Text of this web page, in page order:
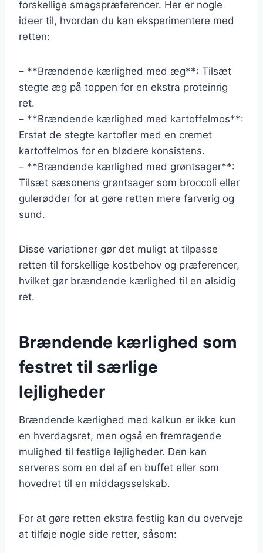
forskellige smagspræferencer. Her er nogle
ideer til, hvordan du kan eksperimentere med
retten:
– **Brændende kærlighed med æg**: Tilsæt
stegte æg på toppen for en ekstra proteinrig
ret.
– **Brændende kærlighed med kartoffelmos**:
Erstat de stegte kartofler med en cremet
kartoffelmos for en blødere konsistens.
– **Brændende kærlighed med grøntsager**:
Tilsæt sæsonens grøntsager som broccoli eller
gulerødder for at gøre retten mere farverig og
sund.
Disse variationer gør det muligt at tilpasse
retten til forskellige kostbehov og præferencer,
hvilket gør brændende kærlighed til en alsidig
ret.
Brændende kærlighed som
festret til særlige
lejligheder
Brændende kærlighed med kalkun er ikke kun
en hverdagsret, men også en fremragende
mulighed til festlige lejligheder. Den kan
serveres som en del af en buffet eller som
hovedret til en middagsselskab.
For at gøre retten ekstra festlig kan du overveje
at tilføje nogle side retter, såsom: